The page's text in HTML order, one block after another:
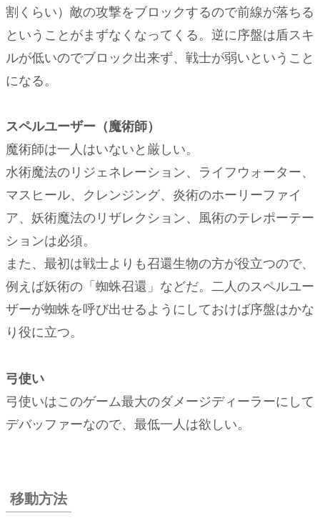
割くらい）敵の攻撃をブロックするので前線が落ちる
ということがまずなくなってくる。逆に序盤は盾スキ
ルが低いのでブロック出来ず、戦士が弱いということ
になる。
スペルユーザー（魔術師）
魔術師は一人はいないと厳しい。
水術魔法のリジェネレーション、ライフウォーター、
マスヒール、クレンジング、炎術のホーリーファイ
ア、妖術魔法のリザレクション、風術のテレポーテー
ションは必須。
また、最初は戦士よりも召還生物の方が役立つので、
例えば妖術の「蜘蛛召還」などだ。二人のスペルユー
ザーが蜘蛛を呼び出せるようにしておけば序盤はかな
り役に立つ。
弓使い
弓使いはこのゲーム最大のダメージディーラーにして
デバッファーなので、最低一人は欲しい。
移動方法